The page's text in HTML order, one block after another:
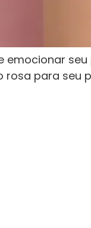
para seu